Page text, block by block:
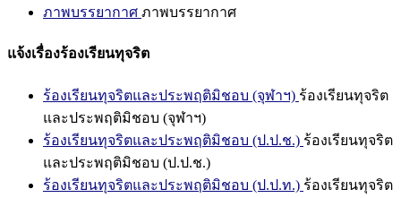
ภาพบรรยากาศ ภาพบรรยากาศ
แจ้งเรื่องร้องเรียนทุจริต
ร้องเรียนทุจริตและประพฤติมิชอบ (จุฬาฯ) ร้องเรียนทุจริต
และประพฤติมิชอบ (จุฬาฯ)
ร้องเรียนทุจริตและประพฤติมิชอบ (ป.ป.ช.) ร้องเรียนทุจริต
และประพฤติมิชอบ (ป.ป.ช.)
ร้องเรียนทุจริตและประพฤติมิชอบ (ป.ป.ท.) ร้องเรียนทุจริต